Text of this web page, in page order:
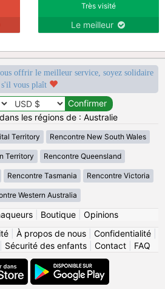
Très visité
Le meilleur
offrir le meilleur service, soyez solidaire
s'il vous plaît
les régions de : Australie
Territory Rencontre New South Wales
Territory Rencontre Queensland
Rencontre Tasmania Rencontre Victoria
Western Australia
| Boutique| Opinions
À propos de nous Confidentialité
Sécurité des enfants| Contact| FAQ